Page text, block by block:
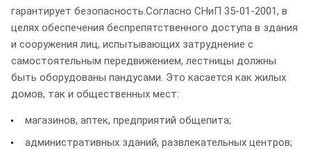
гарантирует безопасность.Согласно СНиП 35-01-2001, в
целях обеспечения беспрепятственного доступа в здания
и сооружения лиц, испытывающих затруднение с
самостоятельным передвижением, лестницы должны
быть оборудованы пандусами. Это касается как жилых
домов, так и общественных мест:
магазинов, аптек, предприятий общепита;
административных зданий, развлекательных центров;